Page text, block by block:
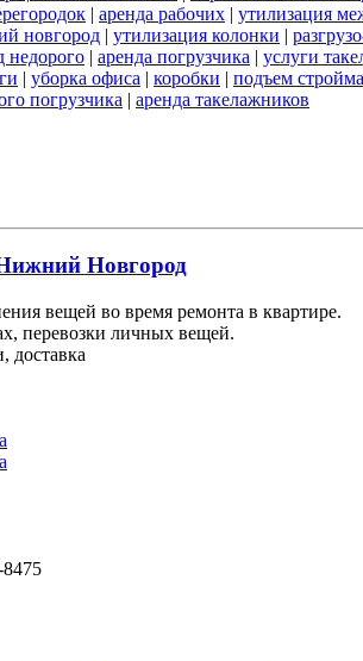
| аренда рабочих | утилизация
новгород | утилизация колонки |
недорого | аренда погрузчика | услуги
| уборка офиса | коробки | подъем
погрузчика | аренда такелажников
Новгород
вещей во время ремонта в квартире.
перевозки личных вещей.
доставка